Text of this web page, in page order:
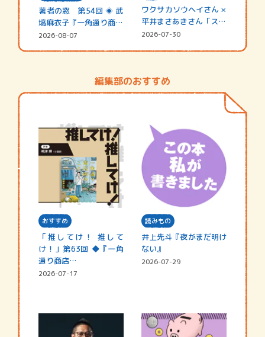
著者の窓 第54回 ◈ 武
塙麻衣子『一角通り商店
街の…
2026-08-07
ワクサカソウヘイさん ×
平井まさあきさん「スペ
シャ…
2026-07-30
編集部のおすすめ
おすすめ
「推してけ！ 推して
け！」第63回 ◆『一角
通り商店…
2026-07-17
読みもの
井上先斗『夜がまだ明け
ない』
2026-07-29